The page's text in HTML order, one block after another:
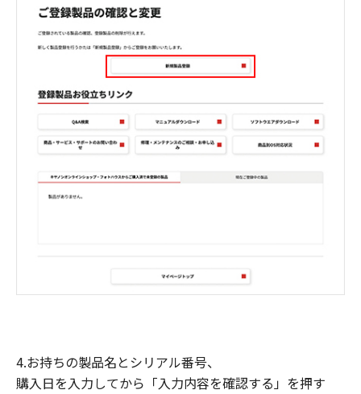
4.お持ちの製品名とシリアル番号、
購入日を入力してから「入力内容を確認する」を押す